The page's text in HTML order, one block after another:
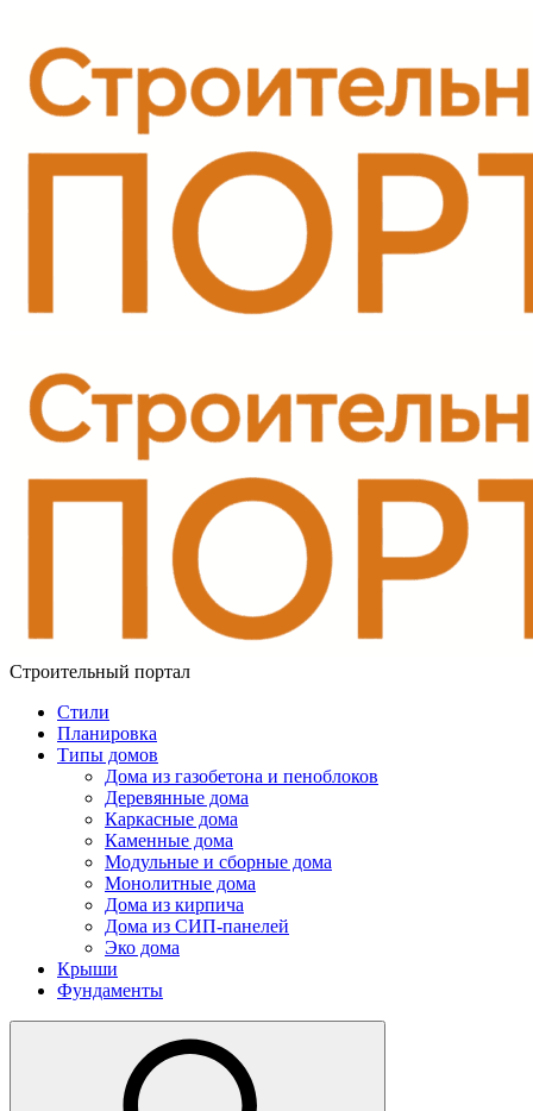
Строительный портал
Стили
Планировка
Типы домов
Дома из газобетона и пеноблоков
Деревянные дома
Каркасные дома
Каменные дома
Модульные и сборные дома
Монолитные дома
Дома из кирпича
Дома из СИП-панелей
Эко дома
Крыши
Фундаменты